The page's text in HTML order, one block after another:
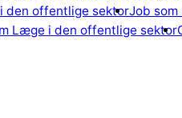
den offentlige sektorJob som
Læge i den offentlige sektor